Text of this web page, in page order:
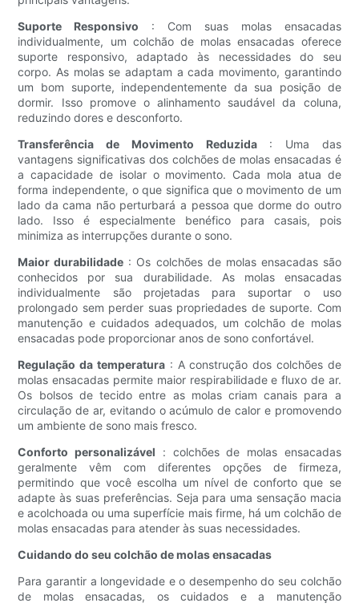
Suporte Responsivo : Com suas molas ensacadas
individualmente, um colchão de molas ensacadas oferece
suporte responsivo, adaptado às necessidades do seu
corpo. As molas se adaptam a cada movimento, garantindo
um bom suporte, independentemente da sua posição de
dormir. Isso promove o alinhamento saudável da coluna,
reduzindo dores e desconforto.
Transferência de Movimento Reduzida: Uma das
vantagens significativas dos colchões de molas ensacadas é
a capacidade de isolar o movimento. Cada mola atua de
forma independente, o que significa que o movimento de um
lado da cama não perturbará a pessoa que dorme do outro
lado. Isso é especialmente benéfico para casais, pois
minimiza as interrupções durante o sono.
Maior durabilidade : Os colchões de molas ensacadas são
conhecidos por sua durabilidade. As molas ensacadas
individualmente são projetadas para suportar o uso
prolongado sem perder suas propriedades de suporte. Com
manutenção e cuidados adequados, um colchão de molas
ensacadas pode proporcionar anos de sono confortável.
Regulação da temperatura: A construção dos colchões de
molas ensacadas permite maior respirabilidade e fluxo de ar.
Os bolsos de tecido entre as molas criam canais para a
circulação de ar, evitando o acúmulo de calor e promovendo
um ambiente de sono mais fresco.
Conforto personalizável : colchões de molas ensacadas
geralmente vêm com diferentes opções de firmeza,
permitindo que você escolha um nível de conforto que se
adapte às suas preferências. Seja para uma sensação macia
e acolchoada ou uma superfície mais firme, há um colchão de
molas ensacadas para atender às suas necessidades.
Cuidando do seu colchão de molas ensacadas
Para garantir a longevidade e o desempenho do seu colchão
de molas ensacadas, os cuidados e a manutenção